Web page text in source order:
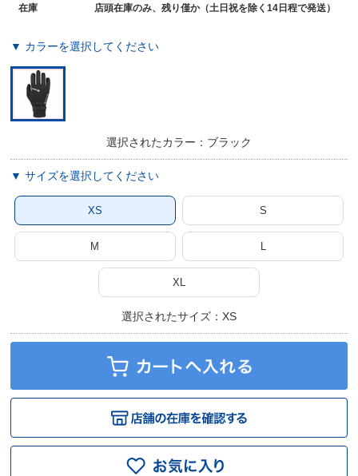
在庫
店頭在庫のみ、残り僅か（土日祝を除く14日程で発送）
▼ カラーを選択してください
選択されたカラー：ブラック
▼ サイズを選択してください
XS S
M L
XL
選択されたサイズ：XS